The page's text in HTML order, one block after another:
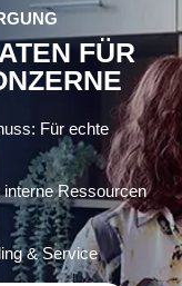
FÜR
Für echte
Ressourcen
& Service